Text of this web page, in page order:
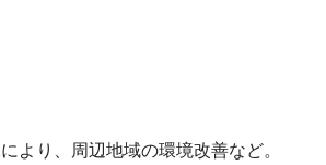
より、周辺地域の環境改善など。